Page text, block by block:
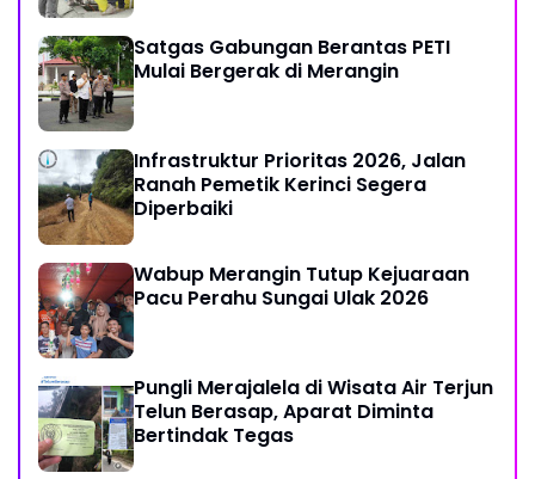
Satgas Gabungan Berantas PETI
Mulai Bergerak di Merangin
Infrastruktur Prioritas 2026, Jalan
Ranah Pemetik Kerinci Segera
Diperbaiki
Wabup Merangin Tutup Kejuaraan
Pacu Perahu Sungai Ulak 2026
Pungli Merajalela di Wisata Air Terjun
Telun Berasap, Aparat Diminta
Bertindak Tegas